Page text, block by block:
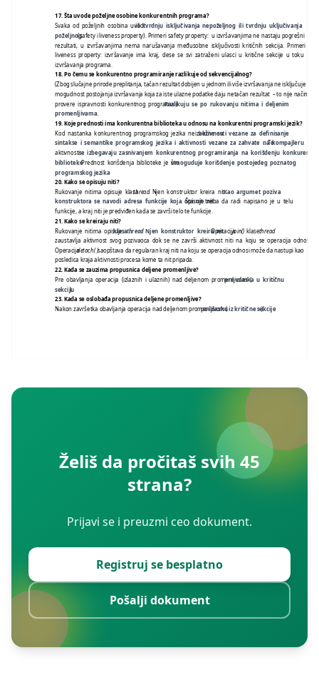
17.Šta uvode poželjne osobine konkurentnih programa?
Svaka od poželjnih osobina uvodiili tvrdnju isključivanja nepoželjnog ili tvrdnju uključivanja
poželjnog(safety i liveness property). Primeri safety property: u izvršavanjima ne nastaju pogrešni
rezultati, u izvršavanjima nema narušavanja međusobne isključivosti kritičnih sekcija. Primeri
liveness property: izvršavanje ima kraj, dese se svi zatraženi ulasci u kritične sekcije u toku
izvršavanja programa.
18.Po čemu se konkurentno programiranje razlikuje od sekvencijalnog?
(Zbog slučajne prirode preplitanja, tačan rezultat dobijen u jednom ili više izvršavanja ne isključuje
mogudnost postojanja izvršavanja koja za iste ulazne podatke daju netačan rezultat – to nije način
provere ispravnosti konkurentnog programa.)Razlikuju se po rukovanju nitima i deljenim
promenljivama.
19.Koje prednosti ima konkurentna biblioteka u odnosu na konkurentni programski jezik?
Kod nastanka konkurentnog programskog jezika neizbežne suaktivnosti vezane za definisanje
sintakse i semantike programskog jezika i aktivnosti vezane za zahvate na kompajleru
. Te
aktivnostise izbegavaju zasnivanjem konkurentnog programiranja na korišdenju
biblioteke. Prednost korišdenja biblioteke je štoomoguduje korišdenje postojedeg poznatog
programskog jezika
.
20.Kako se opisuju niti?
Rukovanje nitima opisuje klasathread. Njen konstruktor kreira nit.Kao argumet poziva
konstruktora se navodi adresa funkcije koja opisuje nit. Šta nit treba da radi napisano je u telu
funkcije, a kraj niti je predviđen kada se završi telo te funkcije.
21.Kako se kreiraju niti?
Rukovanje nitima opisuje
klasathread. Njen konstruktor kreira nit
. Operacijajoin()klasethread
zaustavlja aktivnost svog pozivaoca dok se ne završi aktivnost niti na koju se operacija odnosi.
Operacijadetach( )saopštava da regularan kraj niti na koju se operacija odnosi može da nastupi kao
posledica kraja aktivnosti procesa kome ta nit pripada.
22. Kada se zauzima propusnica deljene promenljive?
Pre obavljanja operacija (izlaznih i ulaznih) nad deljenom promenljivom (pre ulaska u kritičnu
sekciju
).
23.Kada se oslobađa propusnica deljene promenljive?
Nakon završetka obavljanja operacija nad deljenom promenljivom (po izlasku iz kritične sekcije
).
Želiš da pročitaš svih 45
strana?
Prijavi se i preuzmi ceo dokument.
Registruj se besplatno
Pošalji dokument